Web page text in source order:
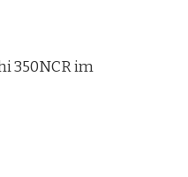
350NCR im